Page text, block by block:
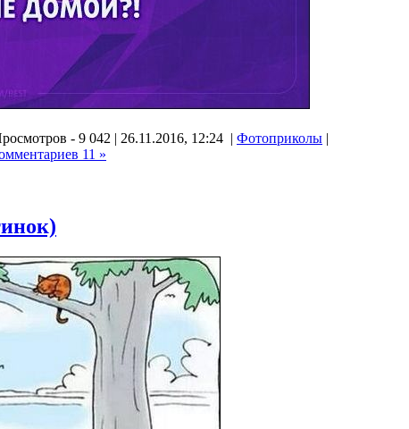
- 9 042 | 26.11.2016, 12:24 | Фотоприколы |
11 »